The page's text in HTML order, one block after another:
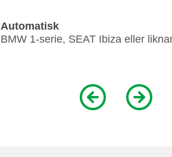
Automatisk
BMW 1-serie, SEAT Ibiza eller